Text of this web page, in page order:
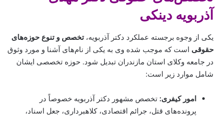
آذربویه دینکی
یکی از وجوه برجسته عملکرد دکتر آذربویه،تخصص و تنوع حوزه‌های
حقوقی است که موجب شده وی به یکی از نام‌های آشنا و مورد وثوق
در جامعه وکلای استان مازندران تبدیل شود. حوزه تخصصی ایشان
شامل موارد زیر است:
امور کیفری: تخصص مشهور دکتر آذربویه خصوصاً در
پرونده‌های قتل، جرائم اقتصادی، کلاهبرداری، جعل اسناد،